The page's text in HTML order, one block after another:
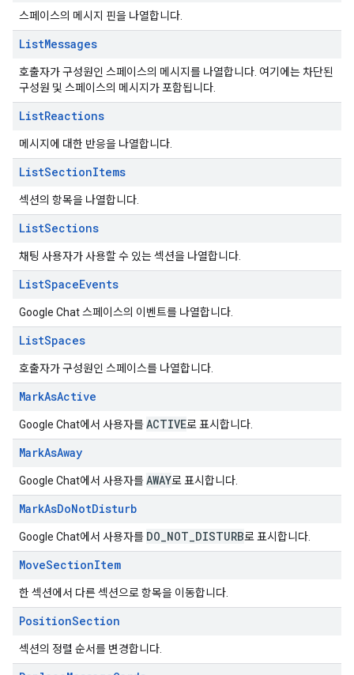
스페이스의 메시지 핀을 나열합니다.
ListMessages
호출자가 구성원인 스페이스의 메시지를 나열합니다. 여기에는 차단된
구성원 및 스페이스의 메시지가 포함됩니다.
ListReactions
메시지에 대한 반응을 나열합니다.
ListSectionItems
섹션의 항목을 나열합니다.
ListSections
채팅 사용자가 사용할 수 있는 섹션을 나열합니다.
ListSpaceEvents
Google Chat 스페이스의 이벤트를 나열합니다.
ListSpaces
호출자가 구성원인 스페이스를 나열합니다.
MarkAsActive
Google Chat에서 사용자를ACTIVE로 표시합니다.
MarkAsAway
Google Chat에서 사용자를AWAY로 표시합니다.
MarkAsDoNotDisturb
Google Chat에서 사용자를 DO NOT DISTURB로 표시합니다.
MoveSectionItem
한 섹션에서 다른 섹션으로 항목을 이동합니다.
PositionSection
섹션의 정렬 순서를 변경합니다.